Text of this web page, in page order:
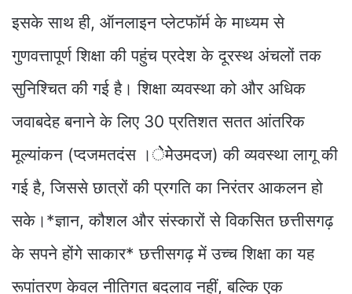
इसके साथ ही, ऑनलाइन प्लेटफॉर्म के माध्यम से
गुणवत्तापूर्ण शिक्षा की पहुंच प्रदेश के दूरस्थ अंचलों तक
सुनिश्चित की गई है। शिक्षा व्यवस्था को और अधिक
जवाबदेह बनाने के लिए 30 प्रतिशत सतत आंतरिक
मूल्यांकन (प्दजमतदंस ।ेेमेेउमदज) की व्यवस्था लागू की
गई है, जिससे छात्रों की प्रगति का निरंतर आकलन हो
सके।*ज्ञान, कौशल और संस्कारों से विकसित छत्तीसगढ़
के सपने होंगे साकार* छत्तीसगढ़ में उच्च शिक्षा का यह
रूपांतरण केवल नीतिगत बदलाव नहीं, बल्कि एक